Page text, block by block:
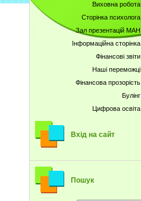
Виховна робота
Сторінка психолога
Зал презентацій МАН
Інформаційна сторінка
Фінансові звіти
Наші переможці
Фінансова прозорість
Булінг
Цифрова освіта
Вхід на сайт
Пошук